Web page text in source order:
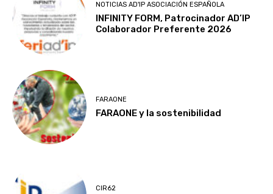
NOTICIAS AD'IP ASOCIACIÓN ESPAÑOLA
INFINITY FORM, Patrocinador AD’IP
Colaborador Preferente 2026
FARAONE
FARAONE y la sostenibilidad
CIR62